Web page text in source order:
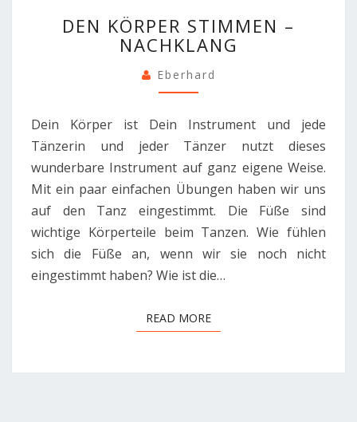
KÖRPER
STIMMEN
NACHKLANG
DEN KÖRPER STIMMEN –
NACHKLANG
Eberhard
Dein Körper ist Dein Instrument und jede
Tänzerin und jeder Tänzer nutzt dieses
wunderbare Instrument auf ganz eigene Weise.
Mit ein paar einfachen Übungen haben wir uns
auf den Tanz eingestimmt. Die Füße sind
wichtige Körperteile beim Tanzen. Wie fühlen
sich die Füße an, wenn wir sie noch nicht
eingestimmt haben? Wie ist die…
READ MOREREAD MORE